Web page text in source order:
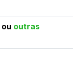
ou outras